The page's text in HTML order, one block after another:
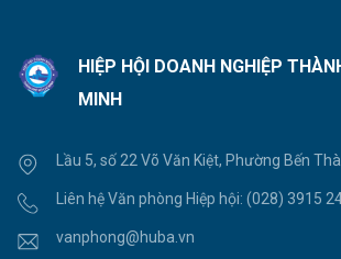
HIỆP HỘI DOANH NGHIỆP
MINH
Lầu 5, số 22 Võ Văn Kiệt, Phường Bến
Liên hệ Văn phòng Hiệp hội: (028) 3915
vanphong@huba.vn